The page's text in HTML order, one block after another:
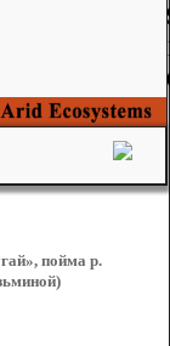
пойма р.